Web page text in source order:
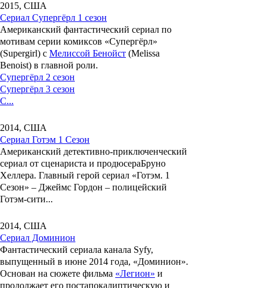
2015, США
Сериал Супергёрл 1 сезон
Американский фантастический сериал по
мотивам серии комиксов «Супергёрл»
(Supergirl) с Мелиссой Бенойст (Melissa
Benoist) в главной роли.
Супергёрл 2 сезон
Супергёрл 3 сезон
С...
2014, США
Сериал Готэм 1 Сезон
Американский детективно-приключенческий
сериал от сценариста и продюсераБруно
Хеллера. Главный герой сериал «Готэм. 1
Сезон» – Джеймс Гордон – полицейский
Готэм-сити...
2014, США
Сериал Доминион
Фантастический сериала канала Syfy,
выпущенный в июне 2014 года, «Доминион».
Основан на сюжете фильма «Легион» и
продолжает его постапокалиптическую и